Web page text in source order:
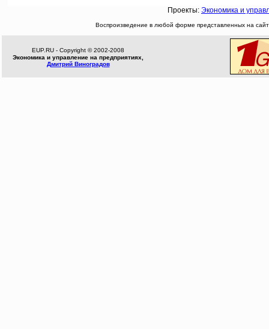
Проекты: Экономика и
Воспроизведение в любой форме представленных на
EUP.RU - Copyright © 2002-2008
Экономика и управление на предприятиях,
Дмитрий Виноградов